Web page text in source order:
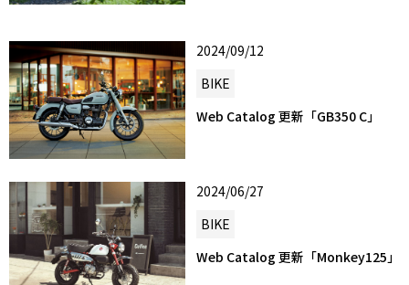
2024/09/12
BIKE
Web Catalog 更新「GB350 C」
2024/06/27
BIKE
Web Catalog 更新「Monkey125」